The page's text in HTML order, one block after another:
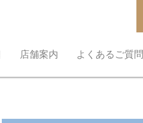
店舗案内 よくあるご質問